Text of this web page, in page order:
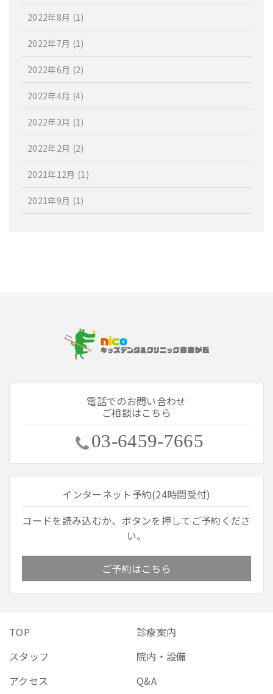
2022年8月 (1)
2022年7月 (1)
2022年6月 (2)
2022年4月 (4)
2022年3月 (1)
2022年2月 (2)
2021年12月 (1)
2021年9月 (1)
電話でのお問い合わせ
ご相談はこちら
03-6459-7665
インターネット予約(24時間受付)
コードを読み込むか、ボタンを押してご予約くださ
い。
ご予約はこちら
TOP
診療案内
スタッフ
院内・設備
アクセス
Q&A